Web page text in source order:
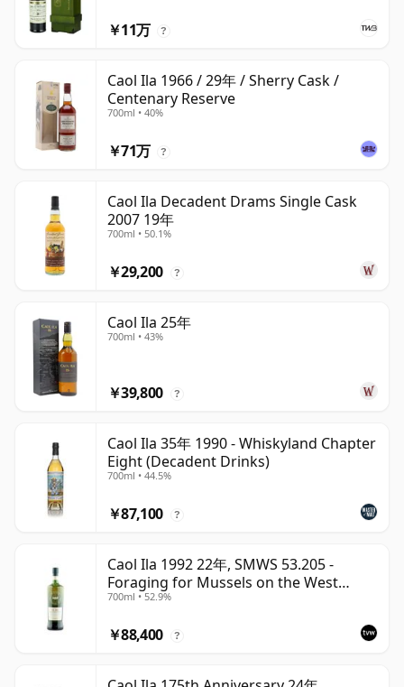
￥11万 ?
Caol Ila 1966 / 29年 / Sherry Cask /
Centenary Reserve
700ml • 40%
￥71万 ?
Caol Ila Decadent Drams Single Cask
2007 19年
700ml • 50.1%
￥29,200 ?
Caol Ila 25年
700ml • 43%
￥39,800 ?
Caol Ila 35年 1990 - Whiskyland Chapter
Eight (Decadent Drinks)
700ml • 44.5%
￥87,100 ?
Caol Ila 1992 22年, SMWS 53.205 -
Foraging for Mussels on the West
Coast
700ml • 52.9%
￥88,400 ?